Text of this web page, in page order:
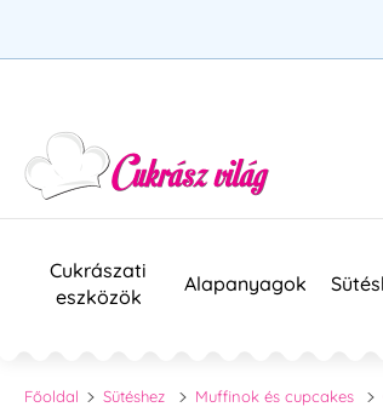
Cukrászati
eszközök
Alapanyagok
Főoldal Sütéshez Muffinok és cupcakes